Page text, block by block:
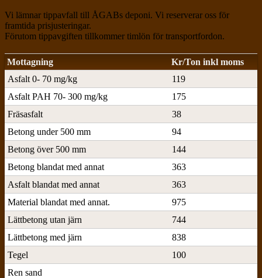
Vi lämnar tippavfall till ÅGABs deponi. Vi reserverar oss för
framtida prisjusteringar.
Förutom tippavgiften tillkommer timlön för transportfordon.
Mottagning
Kr/Ton inkl moms
Asfalt 0- 70 mg/kg
119
Asfalt PAH 70- 300 mg/kg
175
Fräsasfalt
38
Betong under 500 mm
94
Betong över 500 mm
144
Betong blandat med annat
363
Asfalt blandat med annat
363
Material blandat med annat.
975
Lättbetong utan järn
744
Lättbetong med järn
838
Tegel
100
Ren sand